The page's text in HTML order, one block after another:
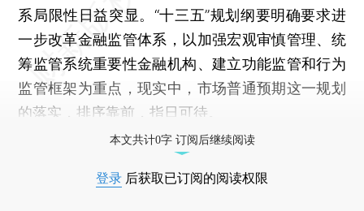
系局限性日益突显。“十三五”规划纲要明确要求进
一步改革金融监管体系，以加强宏观审慎管理、统
筹监管系统重要性金融机构、建立功能监管和行为
监管框架为重点，现实中，市场普通预期这一规划
的落实，排序靠前，指日可待。
本文共计0字 订阅后继续阅读
登录 后获取已订阅的阅读权限